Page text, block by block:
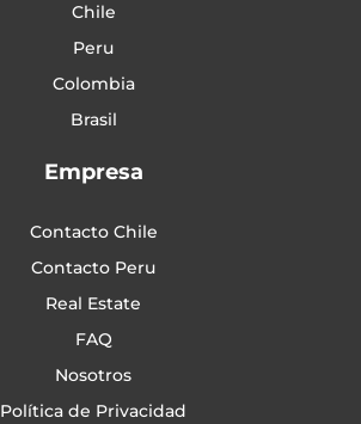
Chile
Peru
Colombia
Brasil
Empresa
Contacto Chile
Contacto Peru
Real Estate
FAQ
Nosotros
Política de Privacidad